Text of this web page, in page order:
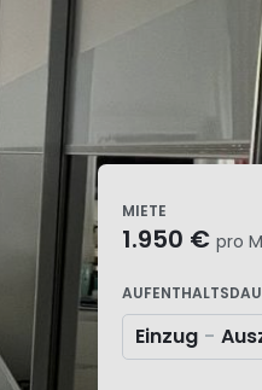
MIETE
1.950 € pro
Einzug -